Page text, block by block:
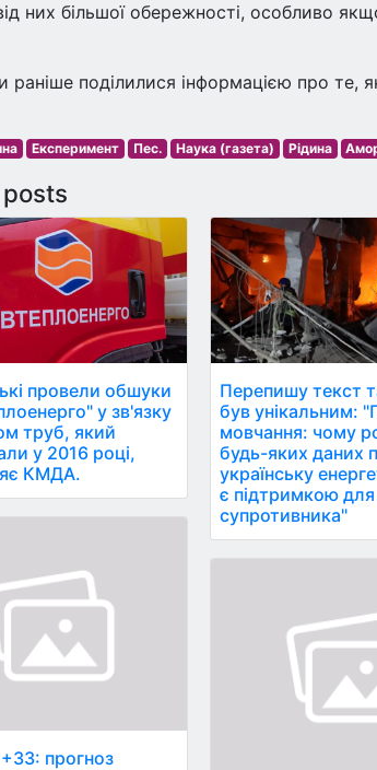
них більшої обережності, особливо
раніше поділилися інформацією про те,
Експеримент Пес. Наука (газета) Рідина
провели обшуки
у зв'язку
труб, який
у 2016 році,
КМДА.
прогноз
Перепишу текст
був унікальним: "Період
мовчання: чому
будь-яких даних
українську
є підтримкою для
супротивника"